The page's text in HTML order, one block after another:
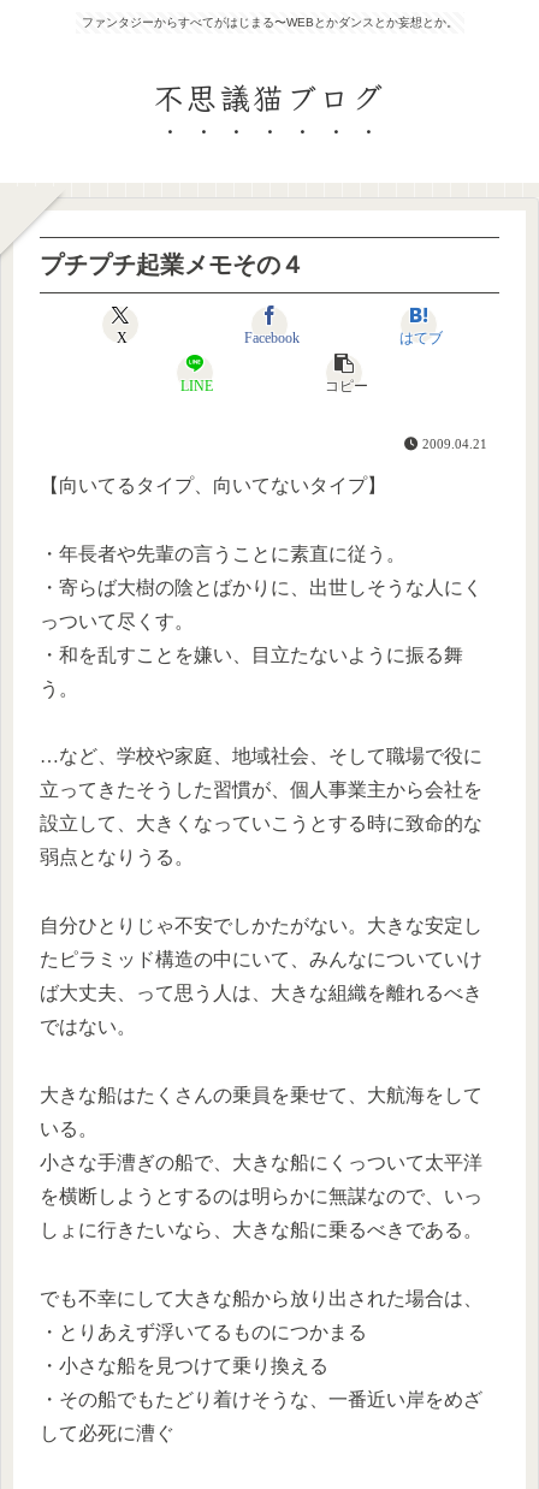
ファンタジーからすべてがはじまる〜WEBとかダンスとか妄想とか。
不思議猫ブログ
プチプチ起業メモその４
X Facebook はてブ
LINE コピー
2009.04.21
【向いてるタイプ、向いてないタイプ】
・年長者や先輩の言うことに素直に従う。
・寄らば大樹の陰とばかりに、出世しそうな人にく
っついて尽くす。
・和を乱すことを嫌い、目立たないように振る舞
う。
…など、学校や家庭、地域社会、そして職場で役に
立ってきたそうした習慣が、個人事業主から会社を
設立して、大きくなっていこうとする時に致命的な
弱点となりうる。
自分ひとりじゃ不安でしかたがない。大きな安定し
たピラミッド構造の中にいて、みんなについていけ
ば大丈夫、って思う人は、大きな組織を離れるべき
ではない。
大きな船はたくさんの乗員を乗せて、大航海をして
いる。
小さな手漕ぎの船で、大きな船にくっついて太平洋
を横断しようとするのは明らかに無謀なので、いっ
しょに行きたいなら、大きな船に乗るべきである。
でも不幸にして大きな船から放り出された場合は、
・とりあえず浮いてるものにつかまる
・小さな船を見つけて乗り換える
・その船でもたどり着けそうな、一番近い岸をめざ
して必死に漕ぐ